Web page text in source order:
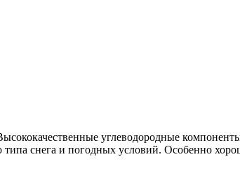
углеводородные
типа снега и погодных условий. Особенно